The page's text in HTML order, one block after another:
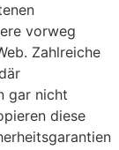
vorweg
Zahlreiche
gar nicht
diese